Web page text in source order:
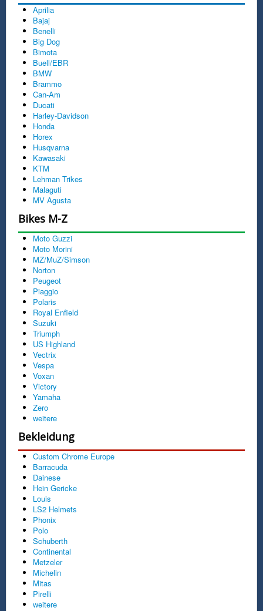
Aprilia
Bajaj
Benelli
Big Dog
Bimota
Buell/EBR
BMW
Brammo
Can-Am
Ducati
Harley-Davidson
Honda
Horex
Husqvarna
Kawasaki
KTM
Lehman Trikes
Malaguti
MV Agusta
Bikes M-Z
Moto Guzzi
Moto Morini
MZ/MuZ/Simson
Norton
Peugeot
Piaggio
Polaris
Royal Enfield
Suzuki
Triumph
US Highland
Vectrix
Vespa
Voxan
Victory
Yamaha
Zero
weitere
Bekleidung
Custom Chrome Europe
Barracuda
Dainese
Hein Gericke
Louis
LS2 Helmets
Phonix
Polo
Schuberth
Continental
Metzeler
Michelin
Mitas
Pirelli
weitere